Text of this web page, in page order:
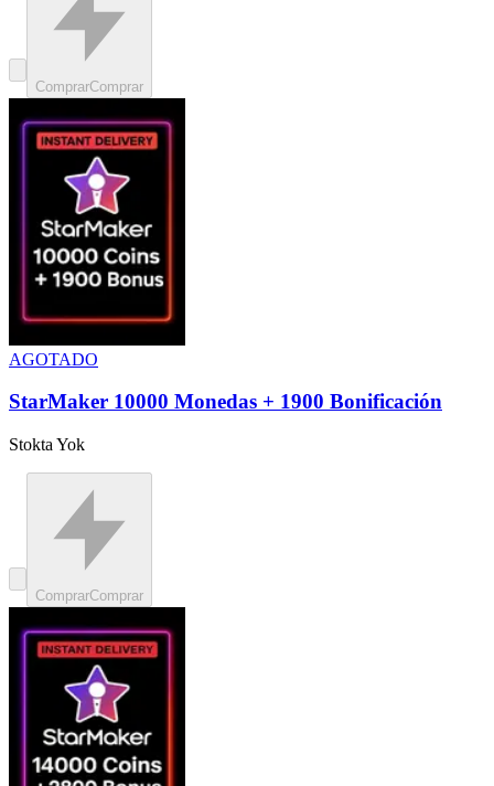
ComprarComprar
AGOTADO
StarMaker 10000 Monedas + 1900 Bonificación
Stokta Yok
ComprarComprar